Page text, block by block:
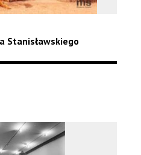
Stanisławskiego